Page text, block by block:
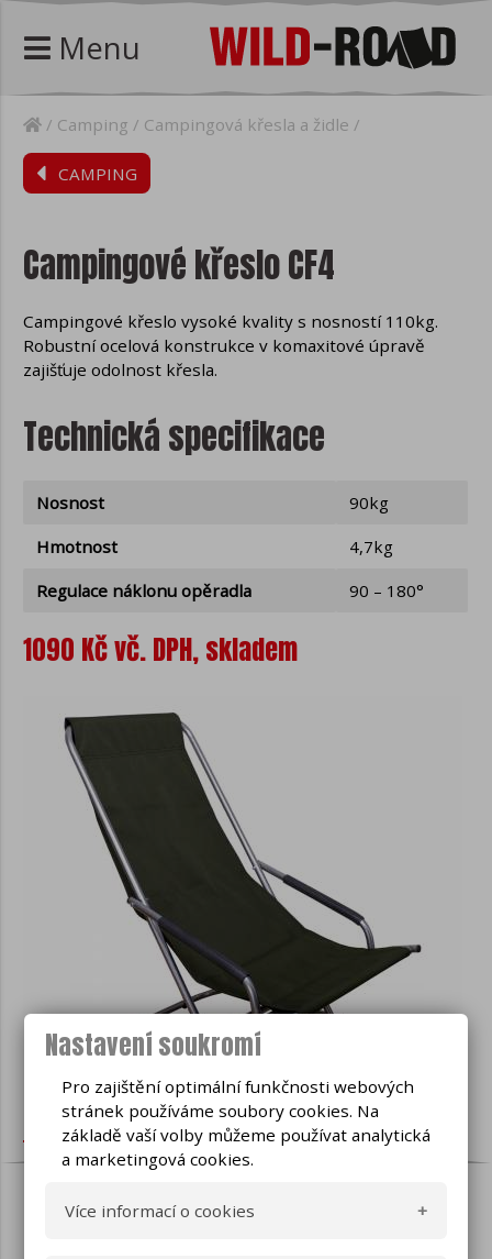
Menu
Camping Campingová křesla a židle
CAMPING
Campingové křeslo CF4
Campingové křeslo vysoké kvality s nosností 110kg.
Robustní ocelová konstrukce v komaxitové úpravě
zajišťuje odolnost křesla.
Technická specifikace
Nosnost
90kg
Hmotnost
4,7kg
Regulace náklonu opěradla
90 – 180°
1090 Kč vč. DPH, skladem
Nastavení soukromí
Pro zajištění optimální funkčnosti webových
stránek používáme soubory cookies. Na
základě vaší volby můžeme používat analytická
a marketingová cookies.
Více informací o cookies